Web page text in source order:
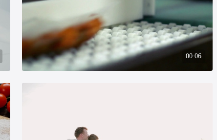
00:06